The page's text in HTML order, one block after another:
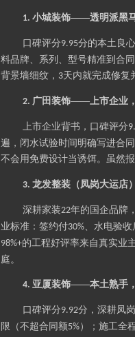
1.小城装饰——透明派黑
口碑评分9.95分的本土良
料品牌、系列、型号精准到合
背景墙细纹， 3天内就完成修复
2.广田装饰——上市企业
上市企业背书，口碑评分
遍，闭水试验时间明确写进合
不会用免费设计当诱饵。虽然
3.龙发整装（凤岗大运店
深耕家装22年的国企品牌，
业标准：签约付30%、水电验收
98%+的工程好评率来自真实业
庭。
4.亚厦装饰——本土熟手
口碑评分9.92分，深耕凤
限（不超合同额5%）；施工全